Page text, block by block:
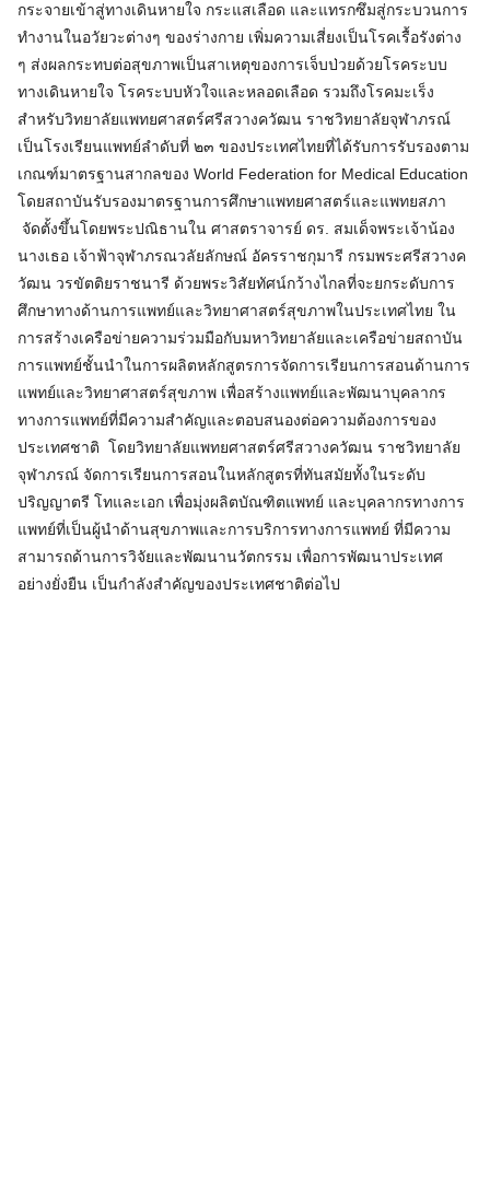
กระจายเข้าสู่ทางเดินหายใจ กระแสเลือด และแทรกซึมสู่กระบวนการ
ทำงานในอวัยวะต่างๆ ของร่างกาย เพิ่มความเสี่ยงเป็นโรคเรื้อรังต่าง
ๆ ส่งผลกระทบต่อสุขภาพเป็นสาเหตุของการเจ็บป่วยด้วยโรคระบบ
ทางเดินหายใจ โรคระบบหัวใจและหลอดเลือด รวมถึงโรคมะเร็ง
สำหรับวิทยาลัยแพทยศาสตร์ศรีสวางควัฒน ราชวิทยาลัยจุฬาภรณ์
เป็นโรงเรียนแพทย์ลำดับที่ ๒๓ ของประเทศไทยที่ได้รับการรับรองตาม
เกณฑ์มาตรฐานสากลของ World Federation for Medical Education
โดยสถาบันรับรองมาตรฐานการศึกษาแพทยศาสตร์และแพทยสภา
จัดตั้งขึ้นโดยพระปณิธานใน ศาสตราจารย์ ดร. สมเด็จพระเจ้าน้อง
นางเธอ เจ้าฟ้าจุฬาภรณวลัยลักษณ์ อัครราชกุมารี กรมพระศรีสวางค
วัฒน วรขัตติยราชนารี ด้วยพระวิสัยทัศน์กว้างไกลที่จะยกระดับการ
ศึกษาทางด้านการแพทย์และวิทยาศาสตร์สุขภาพในประเทศไทย ใน
การสร้างเครือข่ายความร่วมมือกับมหาวิทยาลัยและเครือข่ายสถาบัน
การแพทย์ชั้นนำในการผลิตหลักสูตรการจัดการเรียนการสอนด้านการ
แพทย์และวิทยาศาสตร์สุขภาพ เพื่อสร้างแพทย์และพัฒนาบุคลากร
ทางการแพทย์ที่มีความสำคัญและตอบสนองต่อความต้องการของ
ประเทศชาติ โดยวิทยาลัยแพทยศาสตร์ศรีสวางควัฒน ราชวิทยาลัย
จุฬาภรณ์ จัดการเรียนการสอนในหลักสูตรที่ทันสมัยทั้งในระดับ
ปริญญาตรี โทและเอก เพื่อมุ่งผลิตบัณฑิตแพทย์ และบุคลากรทางการ
แพทย์ที่เป็นผู้นำด้านสุขภาพและการบริการทางการแพทย์ ที่มีความ
สามารถด้านการวิจัยและพัฒนานวัตกรรม เพื่อการพัฒนาประเทศ
อย่างยั่งยืน เป็นกำลังสำคัญของประเทศชาติต่อไป